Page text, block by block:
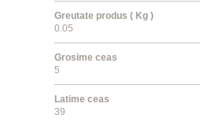
Greutate produs ( Kg )
0.05
Grosime ceas
5
Latime ceas
39